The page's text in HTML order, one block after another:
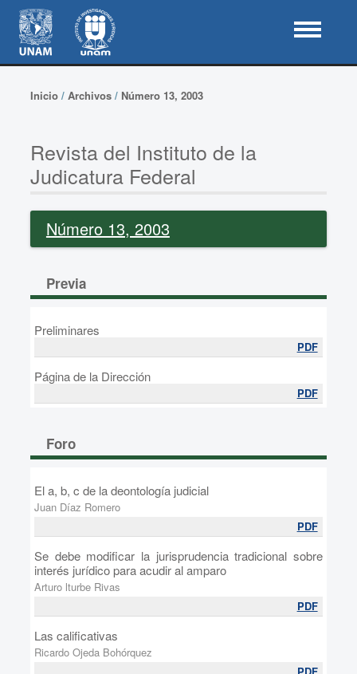
Inicio/ Archivos/ Número 13, 2003
Revista del Instituto de la
Judicatura Federal
Número 13, 2003
Previa
Preliminares
PDF
Página de la Dirección
PDF
Foro
El a, b, c de la deontología judicial
Juan Díaz Romero
PDF
Se debe modificar la jurisprudencia tradicional sobre
interés jurídico para acudir al amparo
Arturo lturbe Rivas
PDF
Las calificativas
Ricardo Ojeda Bohórquez